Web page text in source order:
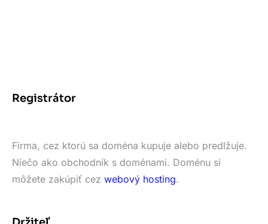
Registrátor
Firma, cez ktorú sa doména kupuje alebo predlžuje.
Niečo ako obchodník s doménami. Doménu si
môžete zakúpiť cez webový hosting.